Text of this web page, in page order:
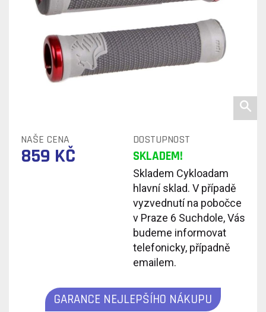
NAŠE CENA DOSTUPNOST
859 KČ SKLADEM!
Skladem Cykloadam
hlavní sklad. V případě
vyzvednutí na pobočce
v Praze 6 Suchdole, Vás
budeme informovat
telefonicky, případně
emailem.
GARANCE NEJLEPŠÍHO NÁKUPU